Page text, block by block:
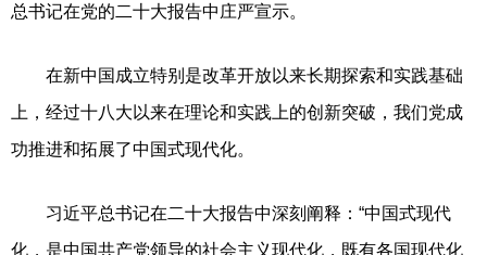
总书记在党的二十大报告中庄严宣示。
在新中国成立特别是改革开放以来长期探索和实践基础
上，经过十八大以来在理论和实践上的创新突破，我们党成
功推进和拓展了中国式现代化。
习近平总书记在二十大报告中深刻阐释：“中国式现代
化，是中国共产党领导的社会主义现代化，既有各国现代化